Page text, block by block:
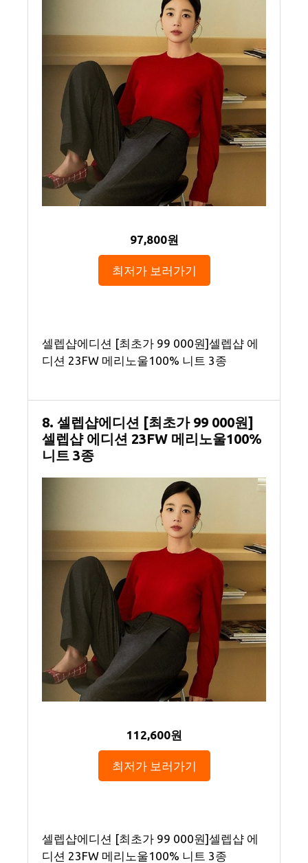
97,800원
최저가 보러가기
셀렙샵에디션 [최초가 99 000원]셀렙샵 에
디션 23FW 메리노울100% 니트 3종
8. 셀렙샵에디션 [최초가 99 000원]
셀렙샵 에디션 23FW 메리노울100%
니트 3종
112,600원
최저가 보러가기
셀렙샵에디션 [최초가 99 000원]셀렙샵 에
디션 23FW 메리노울100% 니트 3종